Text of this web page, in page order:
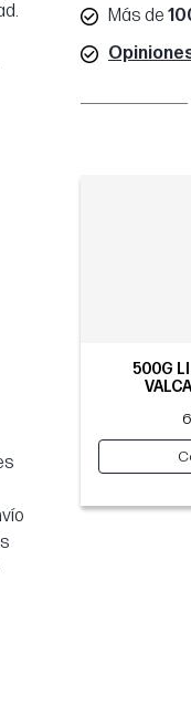
Más de
500G